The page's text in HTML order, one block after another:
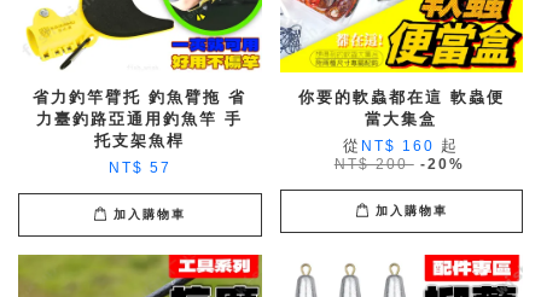
省力釣竿臂托 釣魚臂拖 省
力臺釣路亞通用釣魚竿 手
托支架魚桿
NT$ 57
加入購物車
你要的軟蟲都在這 軟蟲便
當大集盒
從 NT$ 160 起
NT$ 200 -20%
加入購物車